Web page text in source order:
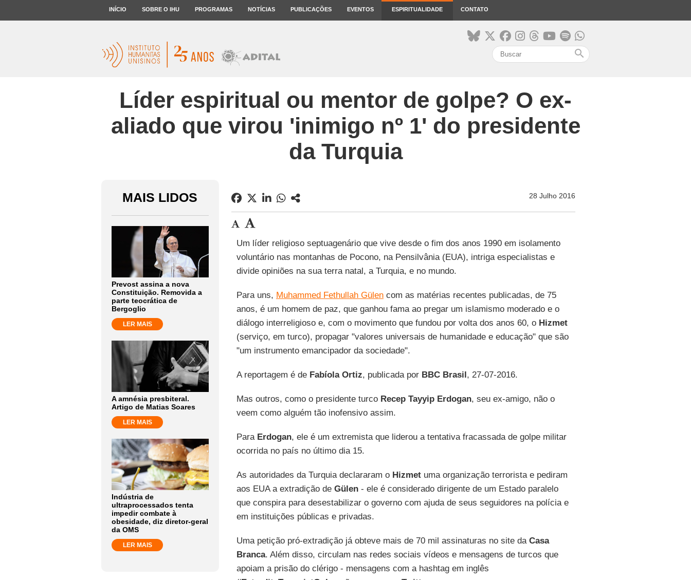
INÍCIO SOBRE O IHU PROGRAMAS NOTÍCIAS PUBLICAÇÕES EVENTOS ESPIRITUALIDADE CONTATO
search
Líder espiritual ou mentor de golpe? O ex-
aliado que virou 'inimigo nº 1' do presidente
da Turquia
MAIS LIDOS
Prevost assina a nova
Constituição. Removida a
parte teocrática de
Bergoglio
LER MAIS
A amnésia presbiteral.
Artigo de Matias Soares
LER MAIS
Indústria de
ultraprocessados tenta
impedir combate à
obesidade, diz diretor-geral
da OMS
LER MAIS
28 Julho 2016
Um líder religioso septuagenário que vive desde o fim dos anos 1990 em isolamento
voluntário nas montanhas de Pocono, na Pensilvânia (EUA), intriga especialistas e
divide opiniões na sua terra natal, a Turquia, e no mundo.
Para uns, Muhammed Fethullah Gülencom as matérias recentes publicadas, de 75
anos, é um homem de paz, que ganhou fama ao pregar um islamismo moderado e o
diálogo interreligioso e, com o movimento que fundou por volta dos anos 60, o Hizmet
(serviço, em turco), propagar "valores universais de humanidade e educação" que são
"um instrumento emancipador da sociedade".
A reportagem é de Fabíola Ortiz, publicada por BBC Brasil, 27-07-2016.
Mas outros, como o presidente turco Recep Tayyip Erdogan, seu ex-amigo, não o
veem como alguém tão inofensivo assim.
Para Erdogan, ele é um extremista que liderou a tentativa fracassada de golpe militar
ocorrida no país no último dia 15.
As autoridades da Turquia declararam o Hizmetuma organização terrorista e pediram
aos EUA a extradição de Gülen- ele é considerado dirigente de um Estado paralelo
que conspira para desestabilizar o governo com ajuda de seus seguidores na polícia e
em instituições públicas e privadas.
Uma petição pró-extradição já obteve mais de 70 mil assinaturas no site da Casa
Branca. Além disso, circulam nas redes sociais vídeos e mensagens de turcos que
apoiam a prisão do clérigo - mensagens com a hashtag em inglês